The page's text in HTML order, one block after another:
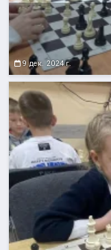
9 дек. 2024 г.